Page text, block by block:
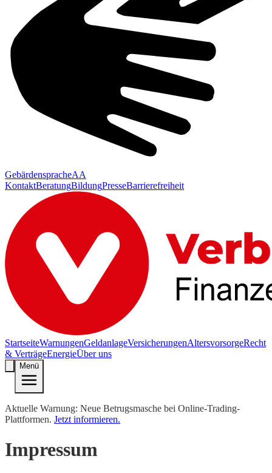
GebärdenspracheAA
KontaktBeratungBildungPresseBarrierefreiheit
StartseiteWarnungenGeldanlageVersicherungenAltersvorsorgeRecht
& VerträgeEnergieÜber uns
Menü
Aktuelle Warnung: Neue Betrugsmasche bei Online-Trading-
Plattformen. Jetzt informieren.
Impressum